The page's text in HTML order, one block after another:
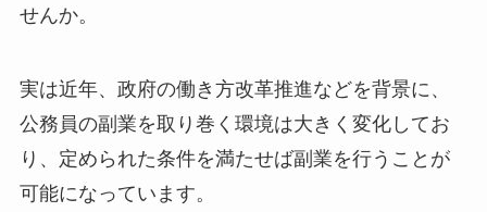
せんか。
実は近年、政府の働き方改革推進などを背景に、
公務員の副業を取り巻く環境は大きく変化してお
り、定められた条件を満たせば副業を行うことが
可能になっています。